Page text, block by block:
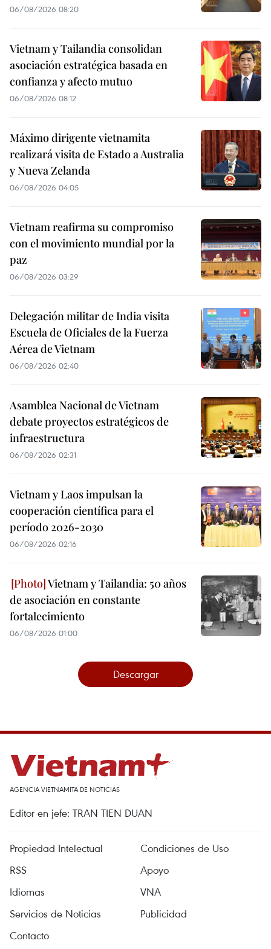
06/08/2026 08:20
Vietnam y Tailandia consolidan
asociación estratégica basada en
confianza y afecto mutuo
06/08/2026 08:12
Máximo dirigente vietnamita
realizará visita de Estado a Australia
y Nueva Zelanda
06/08/2026 04:05
Vietnam reafirma su compromiso
con el movimiento mundial por la
paz
06/08/2026 03:29
Delegación militar de India visita
Escuela de Oficiales de la Fuerza
Aérea de Vietnam
06/08/2026 02:40
Asamblea Nacional de Vietnam
debate proyectos estratégicos de
infraestructura
06/08/2026 02:31
Vietnam y Laos impulsan la
cooperación científica para el
período 2026-2030
06/08/2026 02:16
Vietnam y Tailandia: 50 años
de asociación en constante
fortalecimiento
06/08/2026 01:00
Descargar
AGENCIA VIETNAMITA DE NOTICIAS
Editor en jefe: TRAN TIEN DUAN
Propiedad Intelectual
Condiciones de Uso
RSS
Apoyo
Idiomas
VNA
Servicios de Noticias
Publicidad
Contacto